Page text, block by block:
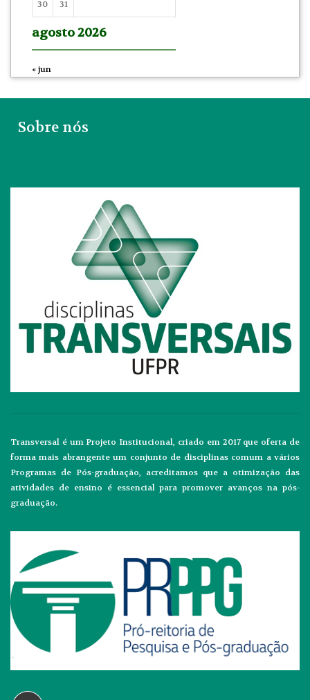
agosto 2026
30 31
« jun
Sobre nós
Transversal é um Projeto Institucional, criado em 2017 que oferta de
forma mais abrangente um conjunto de disciplinas comum a vários
Programas de Pós-graduação, acreditamos que a otimização das
atividades de ensino é essencial para promover avanços na pós-
graduação.